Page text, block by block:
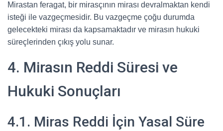
Mirastan feragat, bir mirasçının mirası devralmaktan kendi
isteği ile vazgeçmesidir. Bu vazgeçme çoğu durumda
gelecekteki mirası da kapsamaktadır ve mirasın hukuki
süreçlerinden çıkış yolu sunar.
4. Mirasın Reddi Süresi ve
Hukuki Sonuçları
4.1. Miras Reddi İçin Yasal Süre